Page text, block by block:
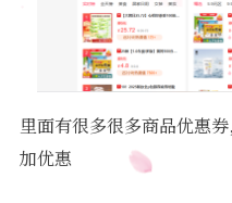
里面有很多很多商品优惠
加优惠